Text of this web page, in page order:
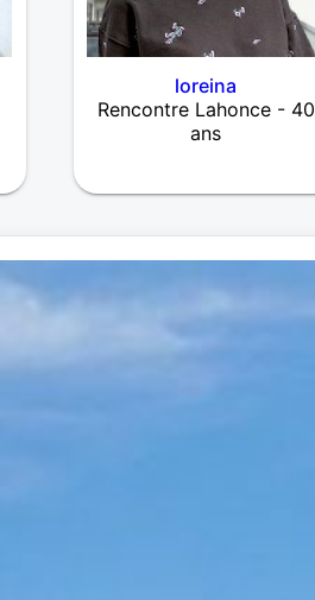
loreina
Rencontre Lahonce - 40
ans